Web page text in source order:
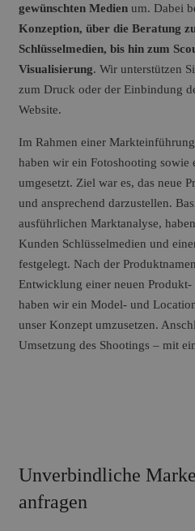
gewünschten Medienum. Dabei
Konzeption, über die Beratung
Schlüsselmedien, bis hin zum
Visualisierung. Wir unterstützen
zum Druck oder der Einbindung
Website.
Im Rahmen einer
haben wir ein Fotoshooting sowie
umgesetzt. Ziel war es, das neue
und ansprechend darzustellen.
ausführlichen Marktanalyse,
Kunden Schlüsselmedien und
festgelegt. Nach der
Entwicklung einer neuen
haben wir ein Model- und
unser Konzept umzusetzen.
Umsetzung des Shootings – mit
Unverbindliche
anfragen